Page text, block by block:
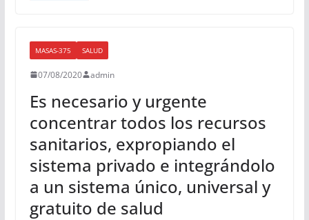
MASAS-375 SALUD
07/08/2020 admin
Es necesario y urgente
concentrar todos los recursos
sanitarios, expropiando el
sistema privado e integrándolo
a un sistema único, universal y
gratuito de salud